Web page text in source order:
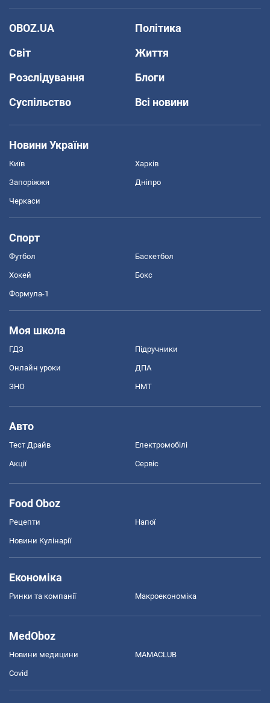
OBOZ.UA
Політика
Світ
Життя
Розслідування
Блоги
Суспільство
Всі новини
Новини України
Київ Харків
Запоріжжя Дніпро
Черкаси
Спорт
Футбол Баскетбол
Хокей Бокс
Формула-1
Моя школа
ГДЗ Підручники
Онлайн уроки ДПА
ЗНО НМТ
Авто
Тест Драйв Електромобілі
Акції Сервіс
Food Oboz
Рецепти Напої
Новини Кулінарії
Економіка
Ринки та компанії Макроекономіка
MedOboz
Новини медицини MAMACLUB
Covid